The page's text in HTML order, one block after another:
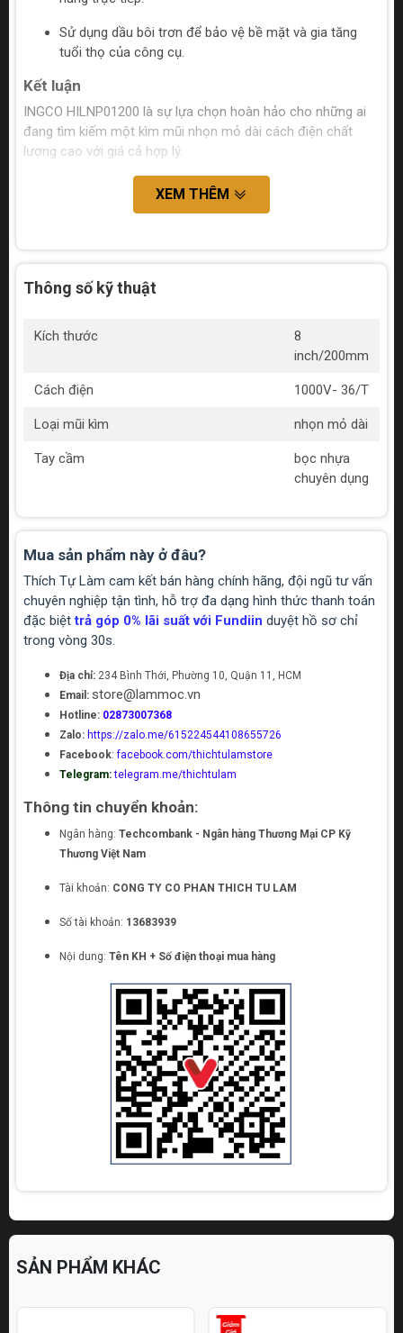
Sử dụng dầu bôi trơn để bảo vệ bề mặt và gia tăng
tuổi thọ của công cụ.
Kết luận
INGCO HILNP01200 là sự lựa chọn hoàn hảo cho những ai
đang tìm kiếm một kìm mũi nhọn mỏ dài cách điện chất
lượng cao với giá cả hợp lý.
XEM THÊM
Thông số kỹ thuật
Kích thước
8
inch/200mm
Cách điện 1000V- 36/T
Loại mũi kìm nhọn mỏ dài
Tay cầm
bọc nhựa
chuyên dụng
Mua sản phẩm này ở đâu?
Thích Tự Làm cam kết bán hàng chính hãng, đội ngũ tư vấn
chuyên nghiệp tận tình, hỗ trợ đa dạng hình thức thanh toán
đặc biệttrả góp 0% lãi suất với Fundiin duyệt hồ sơ chỉ
trong vòng 30s.
Địa chỉ: 234 Bình Thới, Phường 10, Quận 11, HCM
Email: store@lammoc.vn
Hotline: 02873007368
Zalo: https://zalo.me/615224544108655726
Facebook:facebook.com/thichtulamstore
Telegram: telegram.me/thichtulam
Thông tin chuyển khoản:
Ngân hàng: Techcombank - Ngân hàng Thương Mại CP Kỹ
Thương Việt Nam
Tài khoản: CONG TY CO PHAN THICH TU LAM
Số tài khoản: 13683939
Nội dung: Tên KH + Số điện thoại mua hàng
SẢN PHẨM KHÁC